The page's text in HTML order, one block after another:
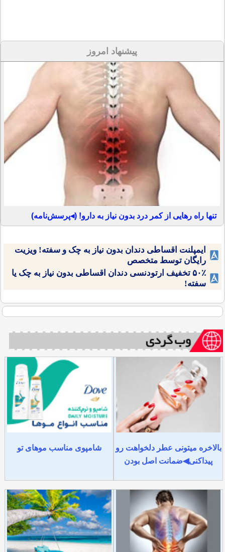
پیشنهاد امروز
تنها راه رهایی از کمر درد بدون نیاز به دارو! (◂پرسش‌نامه)
ایمپلنت اقساطی دندان بدون نیاز به چک و سفته! ویزیت
رایگان توسط متخصص
۵۰٪ تخفیف ارتودنسی دندان اقساطی بدون نیاز به چک یا
سفته!
بالاخره میتونی عطر دلخواهت رو
پیداکنی◀ضمانت اصل بودن
شامپوی مناسب موهای تو